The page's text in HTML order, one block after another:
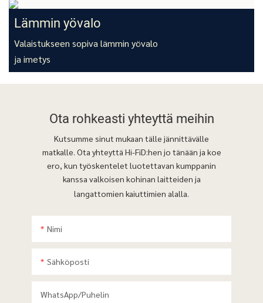
Lämmin yövalo
Valaistukseen sopiva lämmin yövalo
ja imetys
Ota rohkeastiyhteyttä meihin
Kutsumme sinut mukaan tälle jännittävälle
matkalle. Ota yhteyttä Hi-FiD:hen jo tänään ja koe
ero, kun työskentelet luotettavan kumppanin
kanssa valkoisen kohinan laitteiden ja
langattomien kaiuttimien alalla.
Nimi
Sähköposti
WhatsApp/puhelin